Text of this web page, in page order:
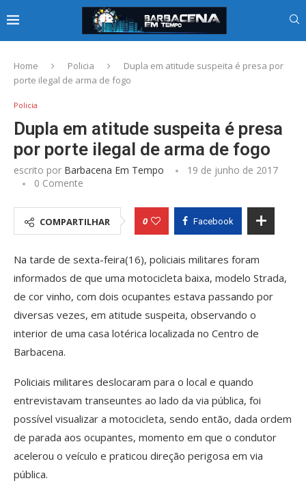
Home Policia
Dupla em atitude suspeita é presa por
porte ilegal de arma de fogo
Policia
Dupla em atitude suspeita é presa
por porte ilegal de arma de fogo
escrito por Barbacena Em Tempo
19 de junho de 2017
0 Comente
COMPARTILHAR 0 Facebook
Na tarde de sexta-feira(16), policiais militares foram
informados de que uma motocicleta baixa, modelo Strada,
de cor vinho, com dois ocupantes estava passando por
diversas vezes, em atitude suspeita, observando o
interior de uma casa lotérica localizada no Centro de
Barbacena.
Policiais militares deslocaram para o local e quando
entrevistavam transeuntes ao lado da via pública, foi
possível visualizar a motocicleta, sendo então, dada ordem
de parada aos ocupantes, momento em que o condutor
acelerou o veículo e praticou direção perigosa em via
pública.